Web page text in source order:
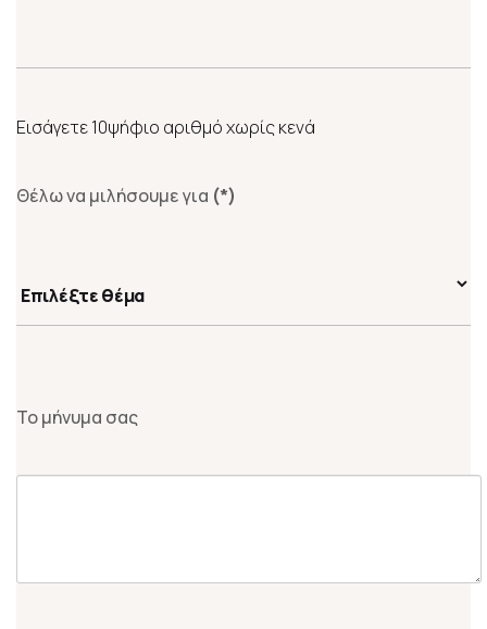
Εισάγετε 10ψήφιο αριθμό χωρίς κενά
Θέλω να μιλήσουμε για (*)
Το μήνυμα σας